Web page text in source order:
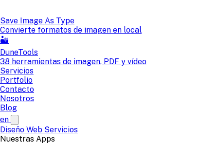
Save Image As Type
Convierte formatos de imagen en local
🏜️
DuneTools
38 herramientas de imagen, PDF y vídeo
Servicios
Portfolio
Contacto
Nosotros
Blog
en
Diseño Web Servicios
Nuestras Apps